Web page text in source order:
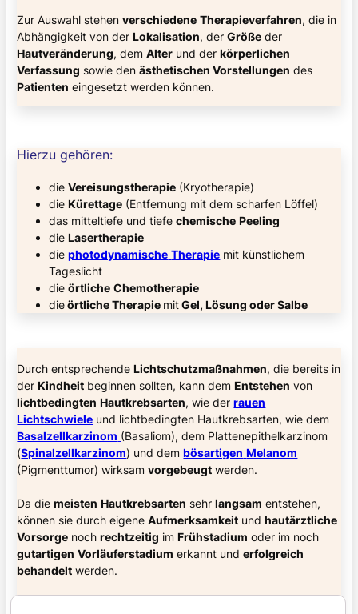
Zur Auswahl stehenverschiedene Therapieverfahren, die in
Abhängigkeit von derLokalisation, derGröße der
Hautveränderung, demAlter und derkörperlichen
Verfassung sowie denästhetischen Vorstellungen des
Patienten eingesetzt werden können.
Hierzu gehören:
dieVereisungstherapie (Kryotherapie)
dieKürettage (Entfernung mit dem scharfen Löffel)
das mitteltiefe und tiefechemische Peeling
dieLasertherapie
diephotodynamische Therapie mit künstlichem
Tageslicht
dieörtliche Chemotherapie
dieörtliche Therapie mitGel, Lösung oder Salbe
Durch entsprechendeLichtschutzmaßnahmen, die bereits in
derKindheit beginnen sollten, kann demEntstehen von
lichtbedingten Hautkrebsarten, wie derrauen
Lichtschwiele und lichtbedingten Hautkrebsarten, wie dem
Basalzellkarzinom (Basaliom), dem Plattenepithelkarzinom
(Spinalzellkarzinom) und dembösartigen Melanom
(Pigmenttumor) wirksamvorgebeugt werden.
Da diemeisten Hautkrebsarten sehrlangsam entstehen,
können sie durch eigeneAufmerksamkeit undhautärztliche
Vorsorge nochrechtzeitig imFrühstadium oder im noch
gutartigen Vorläuferstadium erkannt underfolgreich
behandelt werden.